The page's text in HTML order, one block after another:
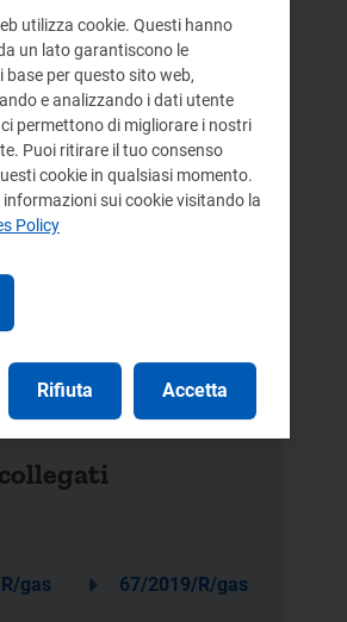
con sperimentazioni
gas
67/2019/R/gas
utilizza cookie. Questi hanno
un lato garantiscono le
per questo sito web,
e analizzando i dati utente
permettono di migliorare i nostri
Puoi ritirare il tuo consenso
cookie in qualsiasi momento.
sui cookie visitando la
Policy
Rifiuta Accetta